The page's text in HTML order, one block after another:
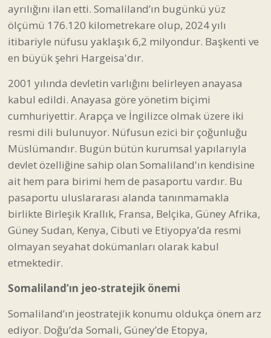
ayrılığını ilan etti. Somaliland’ın bugünkü yüz
ölçümü 176.120 kilometrekare olup, 2024 yılı
itibariyle nüfusu yaklaşık 6,2 milyondur. Başkenti ve
en büyük şehri Hargeisa'dır.
2001 yılında devletin varlığını belirleyen anayasa
kabul edildi. Anayasa göre yönetim biçimi
cumhuriyettir. Arapça ve İngilizce olmak üzere iki
resmi dili bulunuyor. Nüfusun ezici bir çoğunluğu
Müslümandır. Bugün bütün kurumsal yapılarıyla
devlet özelliğine sahip olan Somaliland'ın kendisine
ait hem para birimi hem de pasaportu vardır. Bu
pasaportu uluslararası alanda tanınmamakla
birlikte Birleşik Krallık, Fransa, Belçika, Güney Afrika,
Güney Sudan, Kenya, Cibuti ve Etiyopya’da resmi
olmayan seyahat dokümanları olarak kabul
etmektedir.
Somaliland’ın jeo-stratejik önemi
Somaliland’ın jeostratejik konumu oldukça önem arz
ediyor. Doğu’da Somali, Güney’de Etopya,